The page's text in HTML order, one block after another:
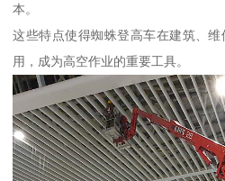
本。
这些特点使得蜘蛛登高车在建筑、
用，成为高空作业的重要工具。